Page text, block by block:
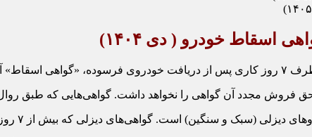
عرضه کنند.
گذشته باشد، به‌صورت خودکار وارد صف عرضه و تقاضای نقدی سامانه می‌شوند تا قیمت‌گذاری بر اساس مکانیزم بازار انجام شود.